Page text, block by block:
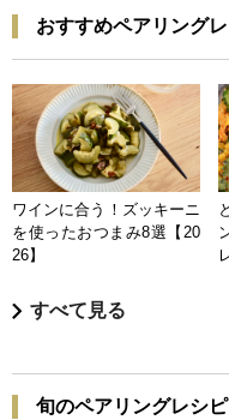
おすすめペアリング
ワインに合う！ズッキーニ
を使ったおつまみ8選【20
26】
すべて見る
旬のペアリングレシピ